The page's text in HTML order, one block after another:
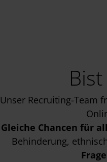
Unser Recruiting-Team
Gleiche Chancen für
Behinderung,